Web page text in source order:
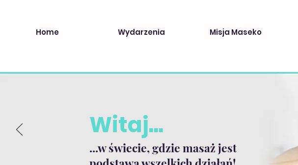
Home Wydarzenia Misja Maseko
Witaj...
...w świecie, gdzie masaż jest